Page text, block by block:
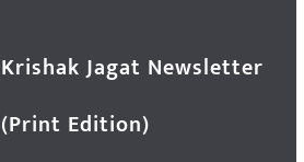
Jagat Newsletter
Edition)